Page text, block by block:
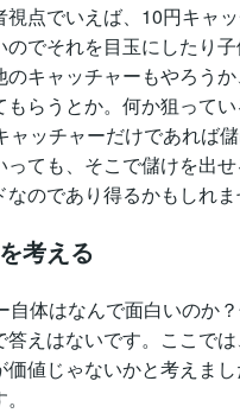
視点でいえば、10円キャ
のでそれを目玉にしたり
のキャッチャーもやろう
らうとか。何か狙ってい
ャッチャーだけであれば
っても、そこで儲けを出
のであり得るかもしれま
考える
自体はなんで面白いのか
答えはないです。ここで
値じゃないかと考えま